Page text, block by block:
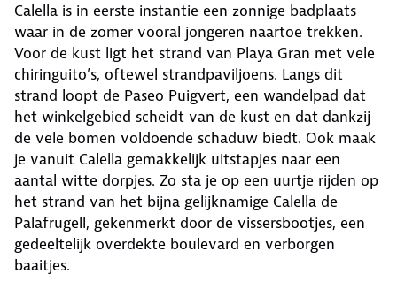
Calella is in eerste instantie een zonnige badplaats
waar in de zomer vooral jongeren naartoe trekken.
Voor de kust ligt het strand van Playa Gran met vele
chiringuito’s, oftewel strandpaviljoens. Langs dit
strand loopt de Paseo Puigvert, een wandelpad dat
het winkelgebied scheidt van de kust en dat dankzij
de vele bomen voldoende schaduw biedt. Ook maak
je vanuit Calella gemakkelijk uitstapjes naar een
aantal witte dorpjes. Zo sta je op een uurtje rijden op
het strand van het bijna gelijknamige Calella de
Palafrugell, gekenmerkt door de vissersbootjes, een
gedeeltelijk overdekte boulevard en verborgen
baaitjes.